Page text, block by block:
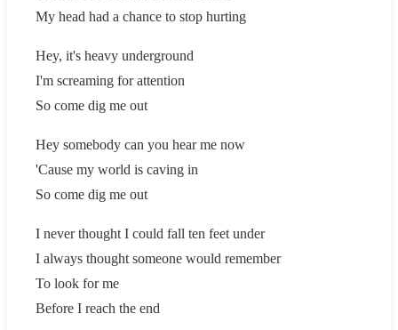
My head had a chance to stop hurting
Hey, it's heavy underground
I'm screaming for attention
So come dig me out
Hey somebody can you hear me now
'Cause my world is caving in
So come dig me out
I never thought I could fall ten feet under
I always thought someone would remember
To look for me
Before I reach the end